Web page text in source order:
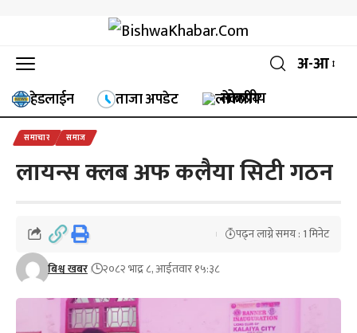
अ-आ
हेडलाईन ताजा अपडेट लोकप्रीय
समाचार समाज
लायन्स क्लब अफ कलैया सिटी गठन
बिश्व खबर २०८२ भाद्र ८, आईतवार १५:३८
पढ्न लाग्ने समय : 1 मिनेट